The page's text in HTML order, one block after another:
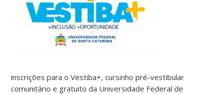
inscrições para o Vestiba+, cursinho pré-vestibular
comunitário e gratuito da Universidade Federal de